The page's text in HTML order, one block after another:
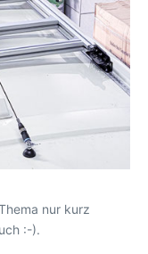
nur kurz
:-).